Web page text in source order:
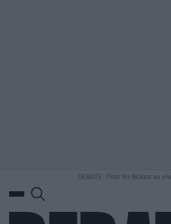
DEBATE: Πότε θα θέλατε να